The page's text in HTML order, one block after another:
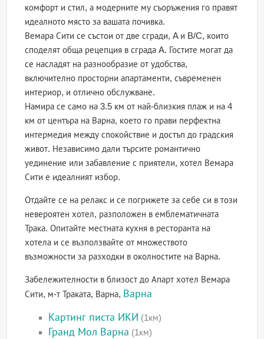
комфорт и стил, а модерните му съоръжения го правят
идеалното място за вашата почивка.
Вемара Сити се състои от две сгради, A и B/C, които
споделят обща рецепция в сграда A. Гостите могат да
се насладят на разнообразие от удобства,
включително просторни апартаменти, съвременен
интериор, и отлично обслужване.
Намира се само на 3.5 км от най-близкия плаж и на 4
км от центъра на Варна, което го прави перфектна
интермедия между спокойствие и достъп до градския
живот. Независимо дали търсите романтично
уединение или забавление с приятели, хотел Вемара
Сити е идеалният избор.
Отдайте се на релакс и се погрижете за себе си в този
невероятен хотел, разположен в емблематичната
Трака. Опитайте местната кухня в ресторанта на
хотела и се възползвайте от множеството
възможности за разходки в околностите на Варна.
Забележителности в близост до Апарт хотел Вемара
Сити, м-т Траката, Варна, Варна
Картинг писта ИКИ (1км)
Гранд Мол Варна (1км)